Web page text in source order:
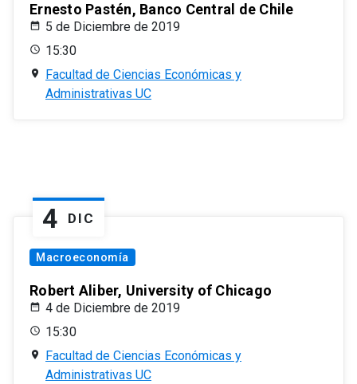
Ernesto Pastén, Banco Central de Chile
5 de Diciembre de 2019
15:30
Facultad de Ciencias Económicas y
Administrativas UC
4 DIC
Macroeconomía
Robert Aliber, University of Chicago
4 de Diciembre de 2019
15:30
Facultad de Ciencias Económicas y
Administrativas UC